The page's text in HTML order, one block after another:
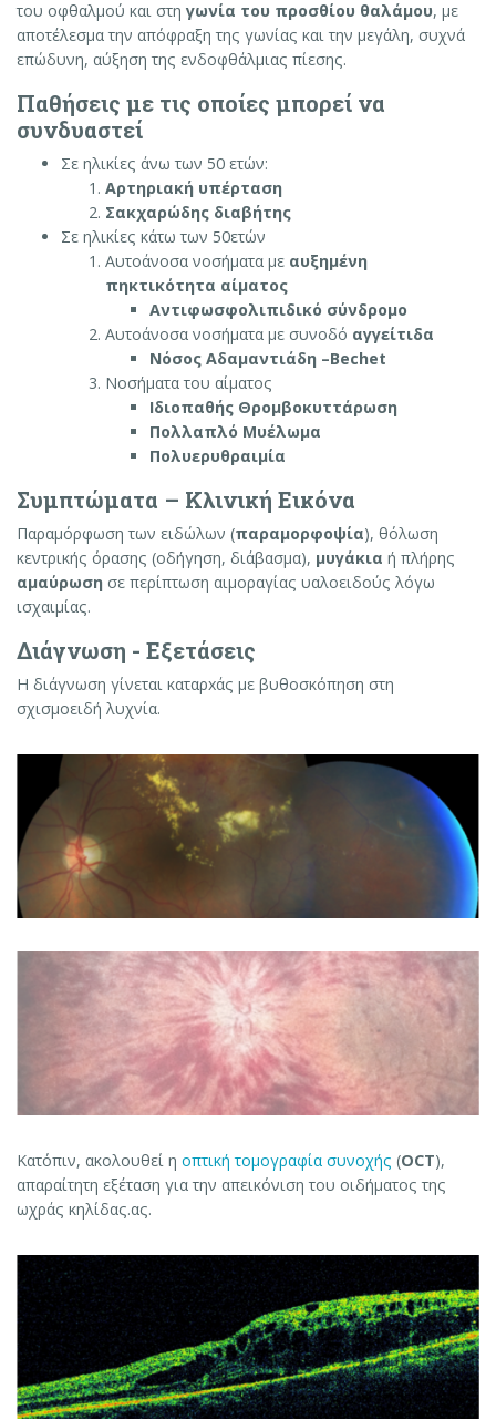
του οφθαλμού και στη γωνία του προσθίου θαλάμου, με
αποτέλεσμα την απόφραξη της γωνίας και την μεγάλη, συχνά
επώδυνη, αύξηση της ενδοφθάλμιας πίεσης.
Παθήσεις με τις οποίες μπορεί να
συνδυαστεί
Σε ηλικίες άνω των 50 ετών:
Αρτηριακή υπέρταση
Σακχαρώδης διαβήτης
Σε ηλικίες κάτω των 50ετών
Αυτοάνοσα νοσήματα με αυξημένη
πηκτικότητα αίματος
Αντιφωσφολιπιδικό σύνδρομο
Αυτοάνοσα νοσήματα με συνοδό αγγείτιδα
Νόσος Αδαμαντιάδη –Bechet
Νοσήματα του αίματος
Ιδιοπαθής Θρομβοκυττάρωση
Πολλαπλό Μυέλωμα
Πολυερυθραιμία
Συμπτώματα – Κλινική Εικόνα
Παραμόρφωση των ειδώλων (παραμορφοψία), θόλωση
κεντρικής όρασης (οδήγηση, διάβασμα), μυγάκια ή πλήρης
αμαύρωση σε περίπτωση αιμοραγίας υαλοειδούς λόγω
ισχαιμίας.
Διάγνωση - Εξετάσεις
Η διάγνωση γίνεται καταρxάς με βυθοσκόπηση στη
σχισμοειδή λυχνία.
Κατόπιν, ακολουθεί η οπτική τομογραφία συνοχής (OCT),
απαραίτητη εξέταση για την απεικόνιση του οιδήματος της
ωχράς κηλίδας.ας.